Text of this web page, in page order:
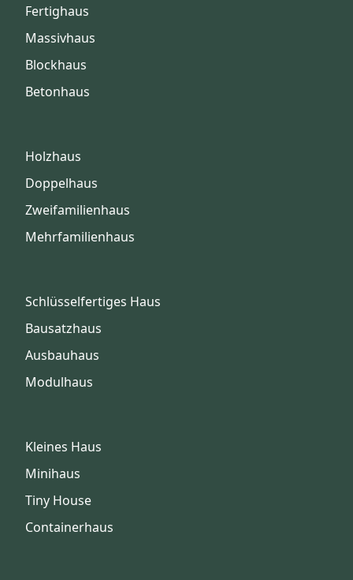
Fertighaus
Massivhaus
Blockhaus
Betonhaus
Holzhaus
Doppelhaus
Zweifamilienhaus
Mehrfamilienhaus
Schlüsselfertiges Haus
Bausatzhaus
Ausbauhaus
Modulhaus
Kleines Haus
Minihaus
Tiny House
Containerhaus